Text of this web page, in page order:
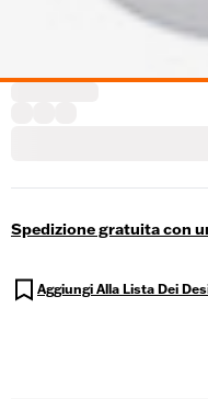
Spedizione gratuita con
Aggiungi Alla Lista Dei